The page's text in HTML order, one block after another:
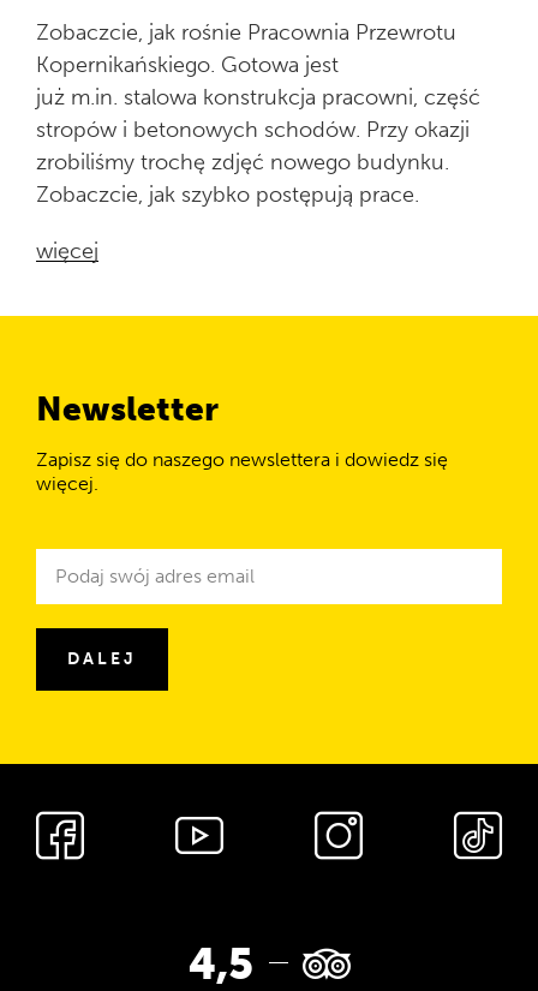
Zobaczcie, jak rośnie Pracownia Przewrotu
Kopernikańskiego. Gotowa jest
już m.in. stalowa konstrukcja pracowni, część
stropów i betonowych schodów. Przy okazji
zrobiliśmy trochę zdjęć nowego budynku.
Zobaczcie, jak szybko postępują prace.
więcej
Newsletter
Zapisz się do naszego newslettera i dowiedz się
więcej.
Newsletter
DALEJ
Media
społecznościowe
Ocena
4,5